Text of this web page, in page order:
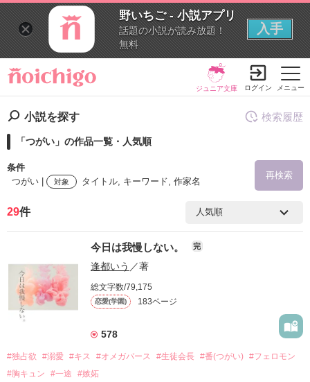
野いちご - 小説アプリ
話題の小説が読み放題！
無料
入手
メニュー
ジュニア文庫 ログイン
小説を探す
「つがい」の作品一覧・人気順
条件
つがい |
対象 タイトル, キーワード, 作家名
再検索
検索ワード
タイトル
検索履歴
29件
今日は我慢しない。 完
逢都いう ／著
総文字数/79,175
恋愛(学園) 183ページ
578
#独占欲 #溺愛 #キス #オメガバース #生徒会長 #番(つがい) #フェロモン
#胸キュン
#一途 #嫉妬